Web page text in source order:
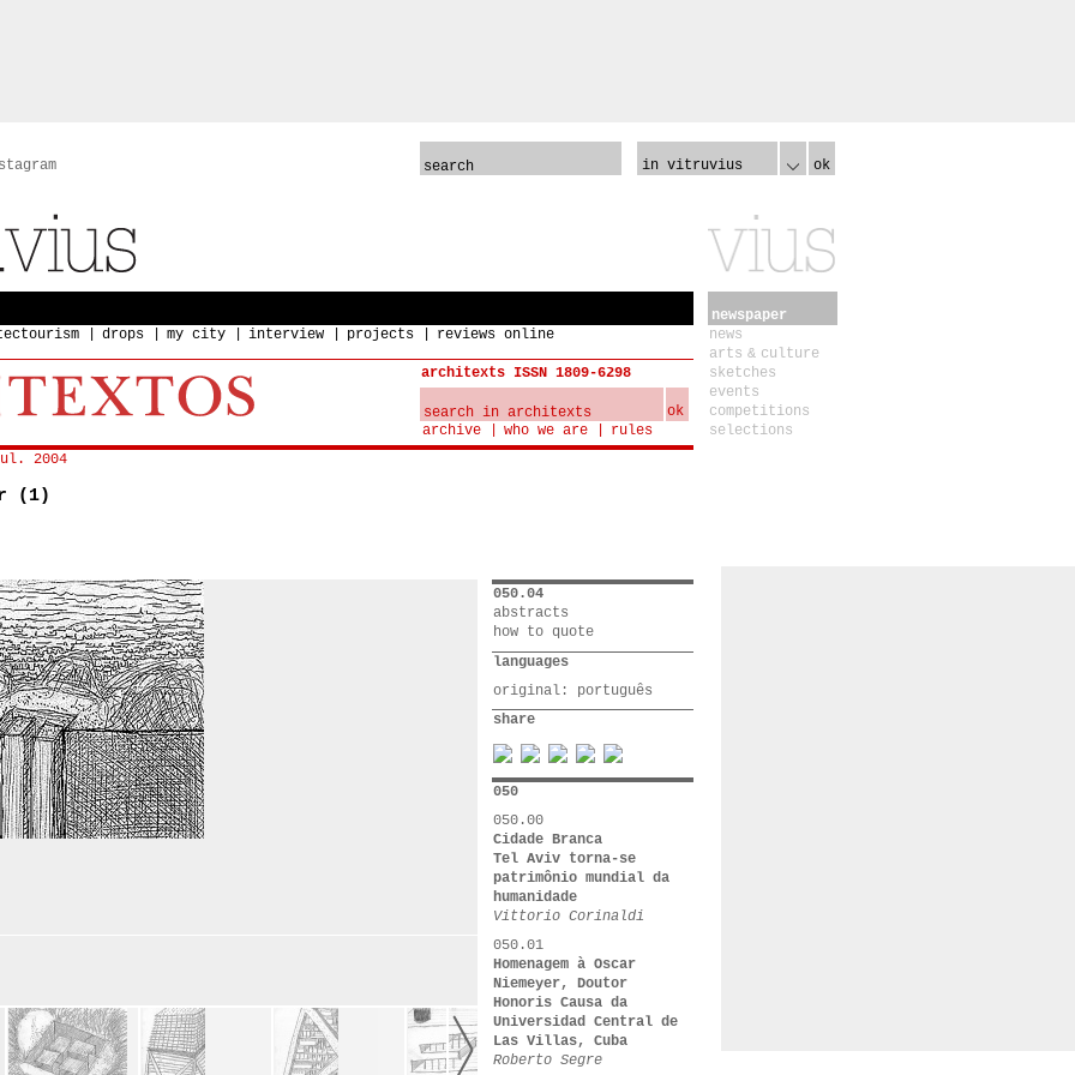
in vitruvius ok
drops my city interview projects reviews online
architexts ISSN 1809-6298
ok
archive
who we are
rules
2004
(1)
050.04
abstracts
how to quote
languages
original: português
share
050
050.00
Cidade Branca
Tel Aviv torna-se
patrimônio mundial da
humanidade
Vittorio Corinaldi
050.01
Homenagem à Oscar
Niemeyer, Doutor
Honoris Causa da
Universidad Central de
Las Villas, Cuba
Roberto Segre
newspaper
news
arts & culture
sketches
events
competitions
selections